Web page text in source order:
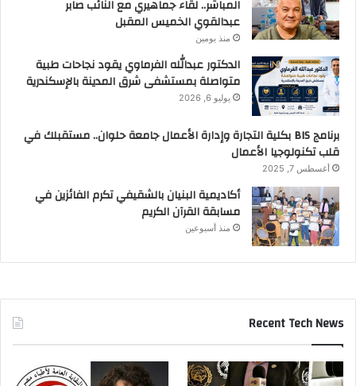
المباشر.. لقاء جماهيري مع النائب صابر
عبدالقوي الخميس المقبل
منذ يومين
الدكتور عبدالله الفرماوي يقود نجاحات طبية
متواصلة بمستشفى شرق المدينة بالإسكندرية
يوليو 6, 2026
برنامج BIS بكلية التجارة وإدارة الأعمال جامعة حلوان.. مستقبلك في
قلب تكنولوجيا الأعمال
أغسطس 7, 2025
أكاديمية البنيان بالشقيفي تكرم الفائزين في
مسابقة القرآن الكريم
منذ أسبوعين
Recent Tech News